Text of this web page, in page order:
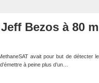
Bezos à 80
avait pour but de détecter
à peine plus d’un…